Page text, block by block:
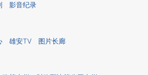
影音纪录
雄安TV 图片长廊